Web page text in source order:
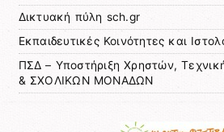
Δικτυακή πύλη sch.gr
Εκπαιδευτικές Κοινότητες και
ΠΣΔ – Υποστήριξη Χρηστών,
& ΣΧΟΛΙΚΩΝ ΜΟΝΑΔΩΝ